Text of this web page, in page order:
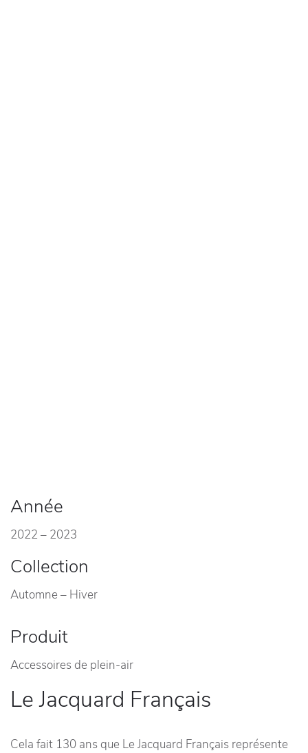
Année
2022 – 2023
Collection
Automne – Hiver
Produit
Accessoires de plein-air
Le Jacquard Français
Cela fait 130 ans que Le Jacquard Français représente